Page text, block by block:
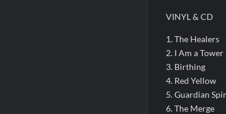
VINYL & CD
1. The Healers
2. I Am a Tower
3. Birthing
4. Red Yellow
5. Guardian
6. The Merge